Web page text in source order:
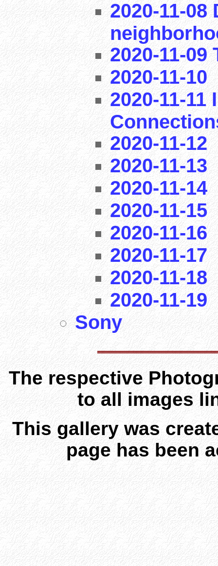
2020-11-
2020-11-
2020-11-10
2020-11-
2020-11-12
2020-11-13
2020-11-14
2020-11-15
2020-11-16
2020-11-17
2020-11-18
2020-11-19
Sony
The respective
to all images
This gallery was
page has been